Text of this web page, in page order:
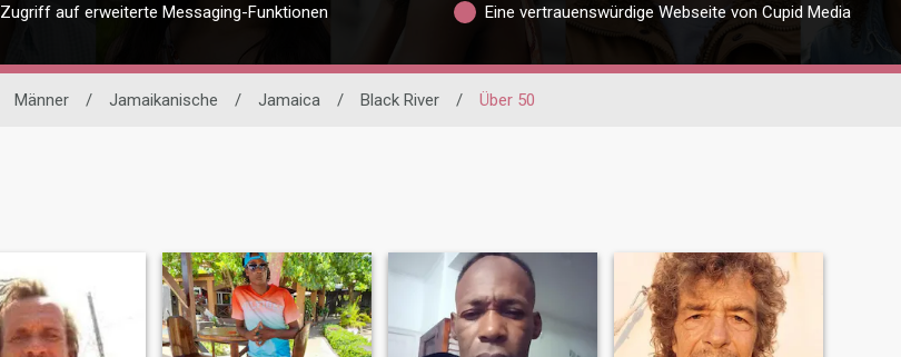
Zugriff auf erweiterte Messaging-Funktionen Eine vertrauenswürdige Webseite von Cupid Media
Männer / Jamaikanische / Jamaica / Black River / Über 50